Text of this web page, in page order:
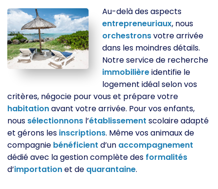
Au-delà des aspects
entrepreneuriaux, nous
orchestronsvotre arrivée
dans les moindres détails.
Notre service de recherche
immobilièreidentifie le
logement idéal selon vos
critères, négocie pour vous et prépare votre
habitationavant votre arrivée. Pour vos enfants,
nous sélectionnons l’établissement scolaire adapté
et gérons les inscriptions. Même vos animaux de
compagnie bénéficient d’un accompagnement
dédié avec la gestion complète des formalités
d’importationet de quarantaine.